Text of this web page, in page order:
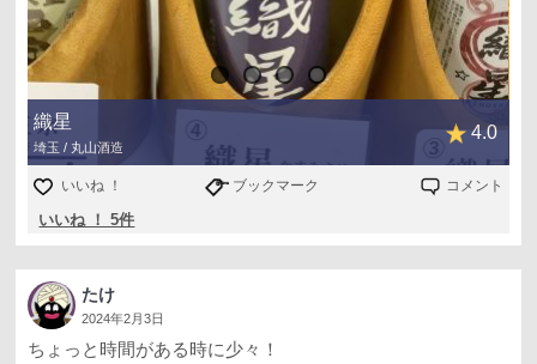
織星
埼玉 / 丸山酒造
4.0
いいね ！ ブックマーク コメント
いいね ！ 5件
たけ
2024年2月3日
ちょっと時間がある時に少々！